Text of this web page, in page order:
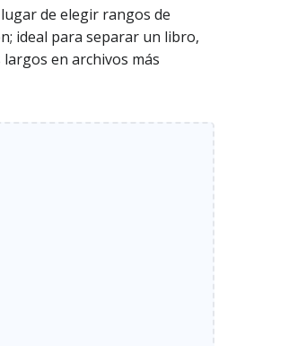
de elegir rangos de
ideal para separar un libro,
en archivos más